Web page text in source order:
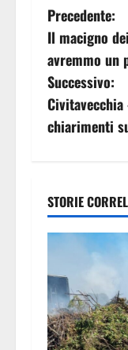
N
a
v
i
z
i
o
n
Precedente:
Il macigno
avremmo un
Successivo:
chiarimenti
STORIE